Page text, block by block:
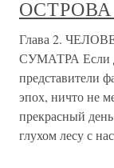
Глава 2.
СУМАТРА Если
представители
эпох, ничто не
прекрасный
глухом лесу с